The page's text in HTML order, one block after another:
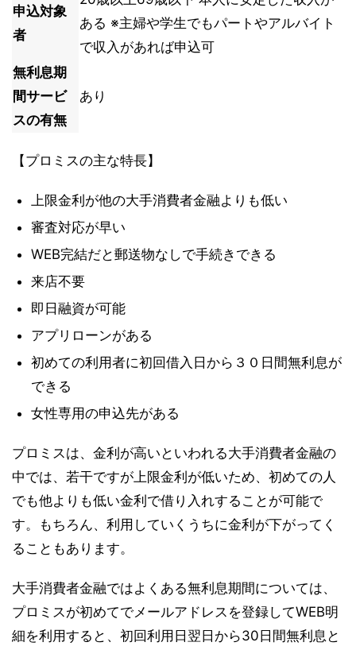
申込対象
者
ある ※主婦や学生でもパートやアルバイト
で収入があれば申込可
無利息期
間サービ
スの有無
あり
【プロミスの主な特長】
上限金利が他の大手消費者金融よりも低い
審査対応が早い
WEB完結だと郵送物なしで手続きできる
来店不要
即日融資が可能
アプリローンがある
初めての利用者に初回借入日から３０日間無利息が
できる
女性専用の申込先がある
プロミスは、金利が高いといわれる大手消費者金融の
中では、若干ですが上限金利が低いため、初めての人
でも他よりも低い金利で借り入れすることが可能で
す。
もちろん、利用していくうちに金利が下がってく
ることもあります。
大手消費者金融ではよくある無利息期間については、
プロミスが初めてでメールアドレスを登録してWEB明
細を利用すると、初回利用日翌日から30日間無利息と